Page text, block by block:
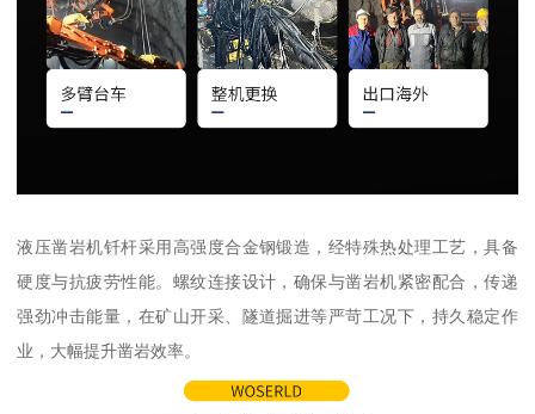
液压凿岩机钎杆采用高强度合金钢锻造，经特殊热处理工艺，具备
硬度与抗疲劳性能。螺纹连接设计，确保与凿岩机紧密配合，传递
强劲冲击能量，在矿山开采、隧道掘进等严苛工况下，持久稳定作
业，大幅提升凿岩效率。​